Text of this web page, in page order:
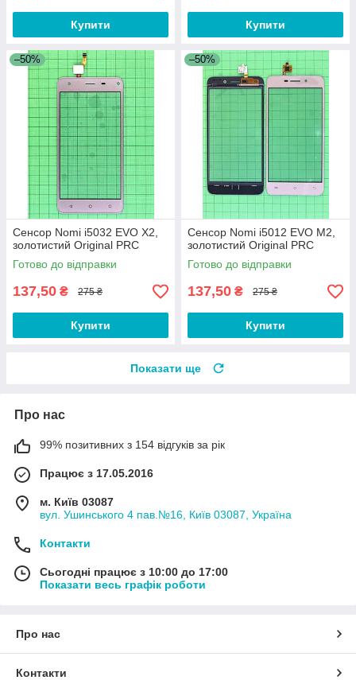
Купити Купити
–50%
Сенсор Nomi i5032 EVO X2,
золотистий Original PRC
Готово до відправки
137,50 ₴ 275 ₴
Купити
–50%
Сенсор Nomi i5012 EVO M2,
золотистий Original PRC
Готово до відправки
137,50 ₴ 275 ₴
Купити
Показати ще
Про нас
99% позитивних з 154 відгуків за рік
Працює з 17.05.2016
м. Київ 03087
вул. Ушинського 4 пав.№16, Київ 03087, Україна
Контакти
Сьогодні працює з 10:00 до 17:00
Показати весь графік роботи
Про нас
Контакти